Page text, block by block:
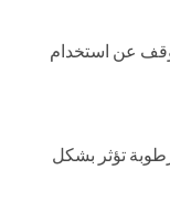
عن استخدام
تؤثر بشكل